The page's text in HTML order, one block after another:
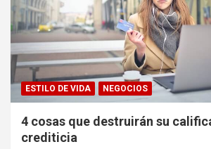
ESTILO DE VIDA NEGOCIOS
4 cosas que destruirán su
crediticia